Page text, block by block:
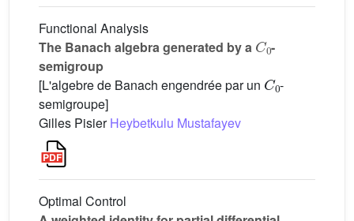
Functional Analysis
The Banach algebra generated by a
-
semigroup
[L'algebre de Banach engendrée par un
-
semigroupe]
Gilles PisierHeybetkulu Mustafayev
Optimal Control